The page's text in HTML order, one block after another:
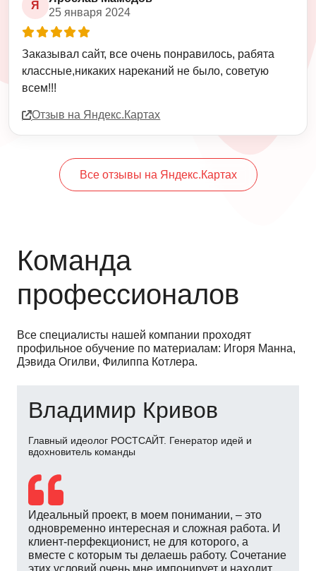
Я
25 января 2024
Заказывал сайт, все очень понравилось, рабята
классные,никаких нареканий не было, советую
всем!!!
Отзыв на Яндекс.Картах
Все отзывы на Яндекс.Картах
Команда
профессионалов
Все специалисты нашей компании проходят
профильное обучение по материалам: Игоря Манна,
Дэвида Огилви, Филиппа Котлера.
Александр Кривов
Наставник молодых специалистов
У сайта множество составляющих. С первого
взгляда сложно понять, что визитная карточка
Вашей компании – это результат совместной
работы многих специалистов. РОСТСАЙТ
старается не только удовлетворить пожелания